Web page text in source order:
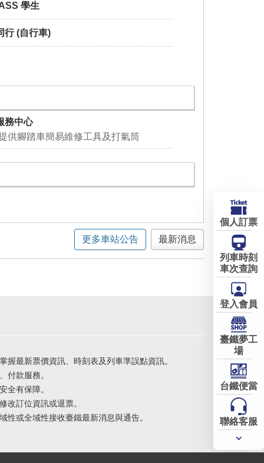
學生
行 (自行車)
務中心
供腳踏車簡易維修工具及打氣筒
更多車站公告 最新消息
握最新票價資訊、時刻表及列車準誤點資訊。
付款服務。
全有保障。
改訂位資訊或退票。
性或全域性接收臺鐵最新消息與通告。
個人訂票
列車時刻
車次查詢
登入會員
臺鐵夢工
場
台鐵便當
聯絡客服
常用